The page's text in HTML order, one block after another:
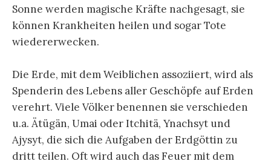
Sonne werden magische Kräfte nachgesagt, sie
können Krankheiten heilen und sogar Tote
wiedererwecken.
Die Erde, mit dem Weiblichen assoziiert, wird als
Spenderin des Lebens aller Geschöpfe auf Erden
verehrt. Viele Völker benennen sie verschieden
u.a. Ätügän, Umai oder Itchitä, Ynachsyt und
Ajysyt, die sich die Aufgaben der Erdgöttin zu
dritt teilen. Oft wird auch das Feuer mit dem